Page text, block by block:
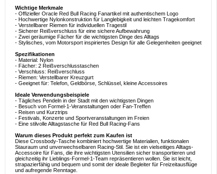
Wichtige Merkmale
- Offizieller Oracle Red Bull Racing Fanartikel mit authentischem Logo
- Hochwertige Nylonkonstruktion für Langlebigkeit und leichten Tragekomfort
- Verstellbarer Riemen für individuellen Tragestil
- Sicherer Reißverschluss für eine sichere Aufbewahrung
- Zwei geräumige Fächer für die wichtigsten Dinge des Alltags
- Stylisches, vom Motorsport inspiriertes Design für alle Gelegenheiten geeignet
Spezifikationen
- Material: Nylon
- Fächer: 2 Reißverschlusstaschen
- Verschluss: Reißverschluss
- Riemen: Verstellbarer Kreuzgurt
- Geeignet für: Telefon, Geldbörse, Schlüssel, kleine Accessoires
Ideale Verwendungsbeispiele
- Tägliches Pendeln in der Stadt mit den wichtigsten Dingen
- Besuch von Formel-1-Veranstaltungen oder Fan-Treffen
- Reisen und Kurztrips
- Festivals, Konzerte und Sportveranstaltungen im Freien
- Eine stilvolle Alltagstasche für Red Bull Racing-Fans
Warum dieses Produkt perfekt zum Kaufen ist
Diese Crossbody-Tasche kombiniert hochwertige Materialien, funktionalen
Stauraum und unverwechselbaren Racing-Stil. Sie ist ein vielseitiges Alltags-
Accessoire für Fans, die ihre wichtigsten Utensilien sicher transportieren und
gleichzeitig ihr Lieblings-Formel-1-Team repräsentieren wollen. Sie ist leicht,
strapazierfähig und bequem und somit der ideale Begleiter für Freizeitausflüge
und aufregende Renntage.